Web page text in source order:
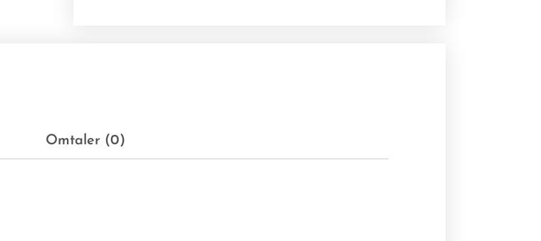
Omtaler (0)